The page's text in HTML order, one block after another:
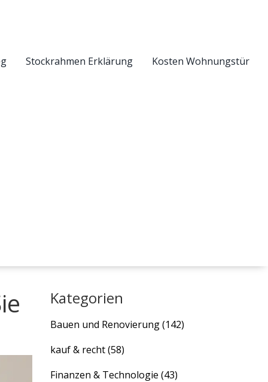
Stockrahmen Erklärung Kosten Wohnungstür
Kategorien
Bauen und Renovierung(142)
kauf & recht(58)
Finanzen & Technologie (43)